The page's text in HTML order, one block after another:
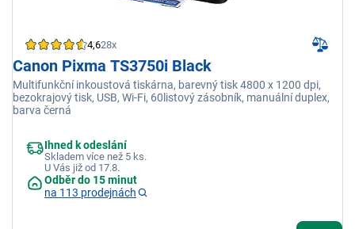
4,628x
Canon Pixma TS3750i Black
Multifunkční inkoustová tiskárna, barevný tisk 4800 x 1200 dpi,
bezokrajový tisk, USB, Wi-Fi, 60listový zásobník, manuální duplex,
barva černá
Ihned k odeslání
Skladem více než 5 ks.
U Vás již od 17.8.
Odběr do 15 minut
na 113 prodejnách